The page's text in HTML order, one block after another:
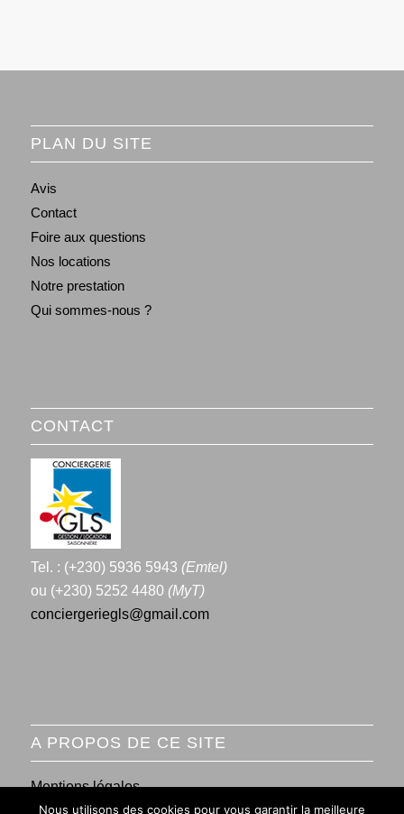
PLAN DU SITE
Avis
Contact
Foire aux questions
Nos locations
Notre prestation
Qui sommes-nous ?
CONTACT
Tel. : (+230) 5936 5943 (Emtel)
ou (+230) 5252 4480 (MyT)
conciergeriegls@gmail.com
A PROPOS DE CE SITE
Mentions légales
Nous utilisons des cookies pour vous garantir la meilleure